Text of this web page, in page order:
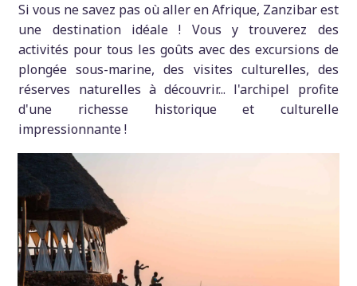
Si vous ne savez pas où aller en Afrique, Zanzibar est
une destination idéale ! Vous y trouverez des
activités pour tous les goûts avec des excursions de
plongée sous-marine, des visites culturelles, des
réserves naturelles à découvrir... l'archipel profite
d'une richesse historique et culturelle
impressionnante !